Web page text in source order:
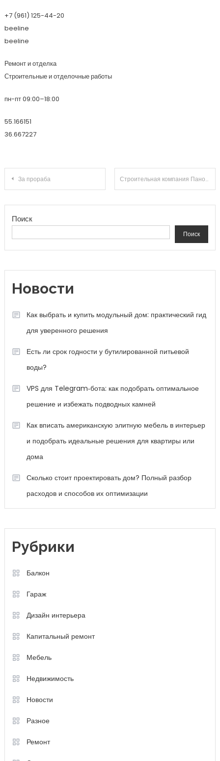
+7 (961) 125-44-20
beeline
beeline
Ремонт и отделка
Строительные и отделочные работы
пн-пт 09:00–18:00
55.166151
36.667227
Навигация по записям
За прораба Строительная компания Панорама
Поиск
Поиск
Новости
Как выбрать и купить модульный дом: практический гид
для уверенного решения
Есть ли срок годности у бутилированной питьевой
воды?
VPS для Telegram‑бота: как подобрать оптимальное
решение и избежать подводных камней
Как вписать американскую элитную мебель в интерьер
и подобрать идеальные решения для квартиры или
дома
Сколько стоит проектировать дом? Полный разбор
расходов и способов их оптимизации
Рубрики
Балкон
Гараж
Дизайн интерьера
Капитальный ремонт
Мебель
Недвижимость
Новости
Разное
Ремонт